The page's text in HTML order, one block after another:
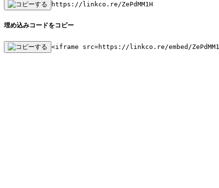
https://linkco.re/ZePdMM1H
埋め込みコードをコピー
<iframe src=https://linkco.re/embed/